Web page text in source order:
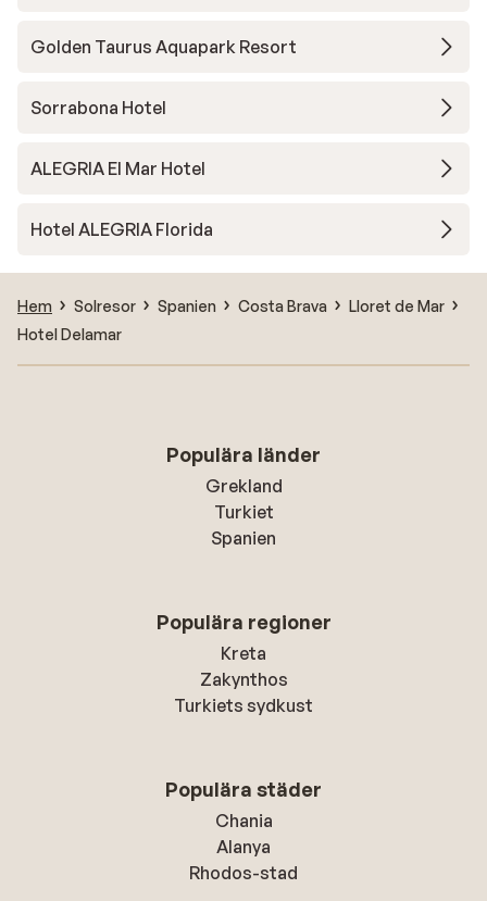
Golden Taurus Aquapark Resort
Sorrabona Hotel
ALEGRIA El Mar Hotel
Hotel ALEGRIA Florida
Hem Solresor Spanien Costa Brava
Lloret de Mar
Hotel Delamar
Populära länder
Grekland
Turkiet
Spanien
Populära regioner
Kreta
Zakynthos
Turkiets sydkust
Populära städer
Chania
Alanya
Rhodos-stad